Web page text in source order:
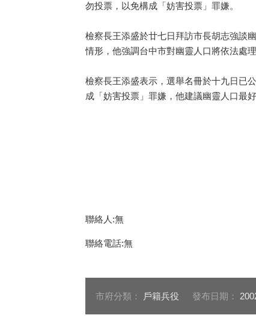
勿投票，以免構成「妨害投票」罪嫌。
檢察長王添盛於廿七日拜訪市長胡志強談
情形，他強調台中市對幽靈人口將依法處
檢察長王添盛表示，選舉名冊於十九日已
成「妨害投票」罪嫌，他建議幽靈人口最
聯絡人:無
聯絡電話:無
市府分類： 戶籍兵役 發布日期：